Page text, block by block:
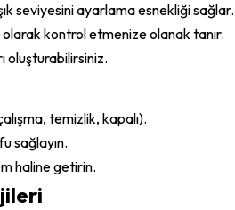
seviyesini ayarlama esnekliği sağlar.
olarak kontrol etmenize olanak tanır.
oluşturabilirsiniz.
temizlik, kapalı).
sağlayın.
haline getirin.